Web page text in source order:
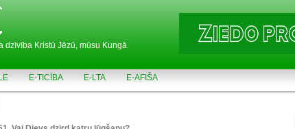
dzīvība Kristū Jēzū, mūsu Kungā.
E-TICĪBA E-LTA E-AFIŠA